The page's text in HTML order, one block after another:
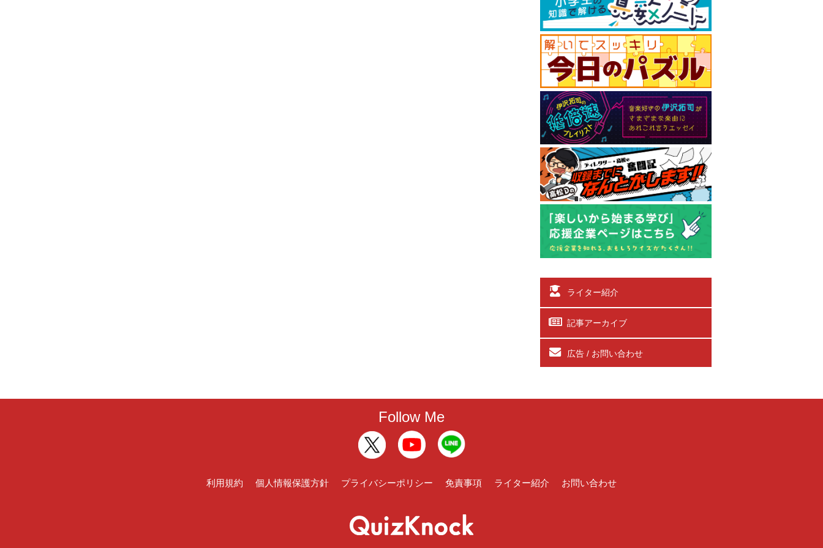
ライター紹介
記事アーカイブ
広告 / お問い合わせ
Follow Me
利用規約 個人情報保護方針 プライバシーポリシー 免責事項 ライター紹介 お問い合わせ